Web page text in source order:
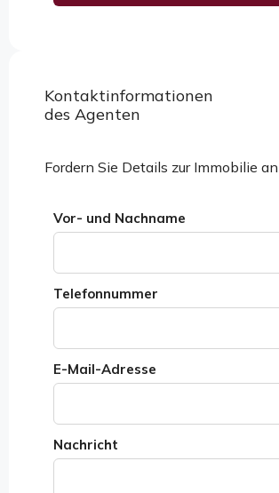
Kontaktinformationen
des Agenten
Fordern Sie Details zur Immobilie an
Vor- und Nachname
Telefonnummer
E-Mail-Adresse
Nachricht